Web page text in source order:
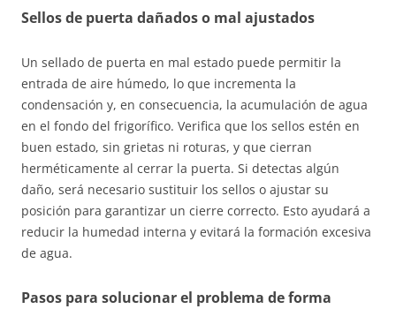
Sellos de puerta dañados o mal ajustados
Un sellado de puerta en mal estado puede permitir la
entrada de aire húmedo, lo que incrementa la
condensación y, en consecuencia, la acumulación de agua
en el fondo del frigorífico. Verifica que los sellos estén en
buen estado, sin grietas ni roturas, y que cierran
herméticamente al cerrar la puerta. Si detectas algún
daño, será necesario sustituir los sellos o ajustar su
posición para garantizar un cierre correcto. Esto ayudará a
reducir la humedad interna y evitará la formación excesiva
de agua.
Pasos para solucionar el problema de forma